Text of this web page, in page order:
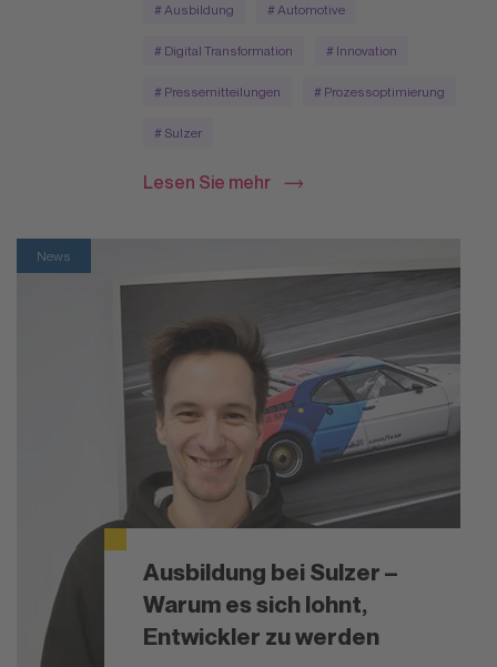
# Ausbildung # Automotive
# Digital Transformation # Innovation
# Pressemitteilungen # Prozessoptimierung
# Sulzer
Lesen Sie mehr
News
Ausbildung bei Sulzer –
Warum es sich lohnt,
Entwickler zu werden